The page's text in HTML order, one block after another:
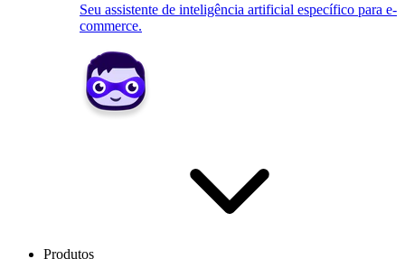
Seu assistente de inteligência artificial específico para e-
commerce.
Produtos